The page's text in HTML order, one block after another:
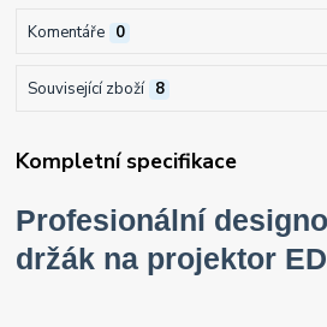
Komentáře 0
Související zboží 8
Kompletní specifikace
Profesionální
držák na projektor